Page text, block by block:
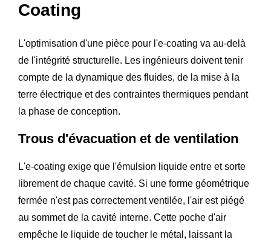
Coating
L'optimisation d'une pièce pour l'e-coating va au-delà
de l'intégrité structurelle. Les ingénieurs doivent tenir
compte de la dynamique des fluides, de la mise à la
terre électrique et des contraintes thermiques pendant
la phase de conception.
Trous d'évacuation et de ventilation
L'e-coating exige que l'émulsion liquide entre et sorte
librement de chaque cavité. Si une forme géométrique
fermée n'est pas correctement ventilée, l'air est piégé
au sommet de la cavité interne. Cette poche d'air
empêche le liquide de toucher le métal, laissant la